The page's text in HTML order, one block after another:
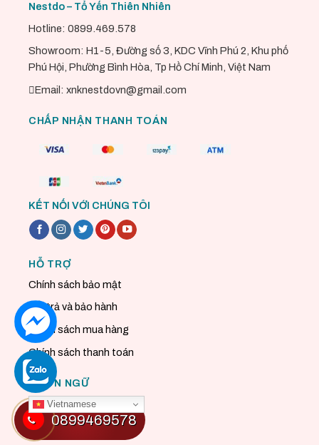
Nestdo – Tổ Yến Thiên Nhiên
Hotline: 0899.469.578
Showroom: H1-5, Đường số 3, KDC Vĩnh Phú 2, Khu phố
Phú Hội, Phường Bình Hòa, Tp Hồ Chí Minh, Việt Nam
Email: xnknestdovn@gmail.com
CHẤP NHẬN THANH TOÁN
KẾT NỐI VỚI CHÚNG TÔI
HỖ TRỢ
Chính sách bảo mật
Đổi trả và bảo hành
Chính sách mua hàng
Chính sách thanh toán
NGÔN NGỮ
Vietnamese
0899469578